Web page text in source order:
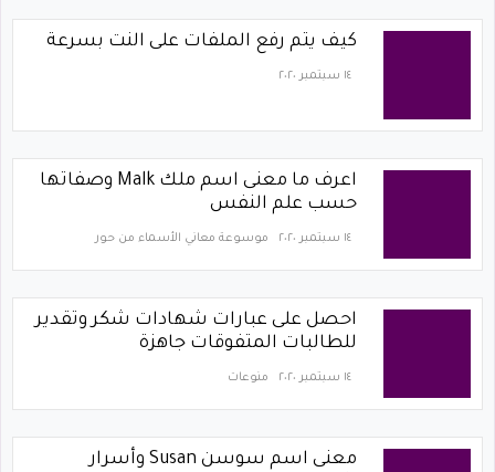
كيف يتم رفع الملفات على النت بسرعة
١٤ سبتمبر ٢٠٢٠
اعرف ما معنى اسم ملك Malk وصفاتها
حسب علم النفس
١٤ سبتمبر ٢٠٢٠ موسوعة معاني الأسماء من حور
احصل على عبارات شهادات شكر وتقدير
للطالبات المتفوقات جاهزة
١٤ سبتمبر ٢٠٢٠ منوعات
معنى اسم سوسن Susan وأسرار